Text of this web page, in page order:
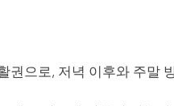
권으로, 저녁 이후와 주말